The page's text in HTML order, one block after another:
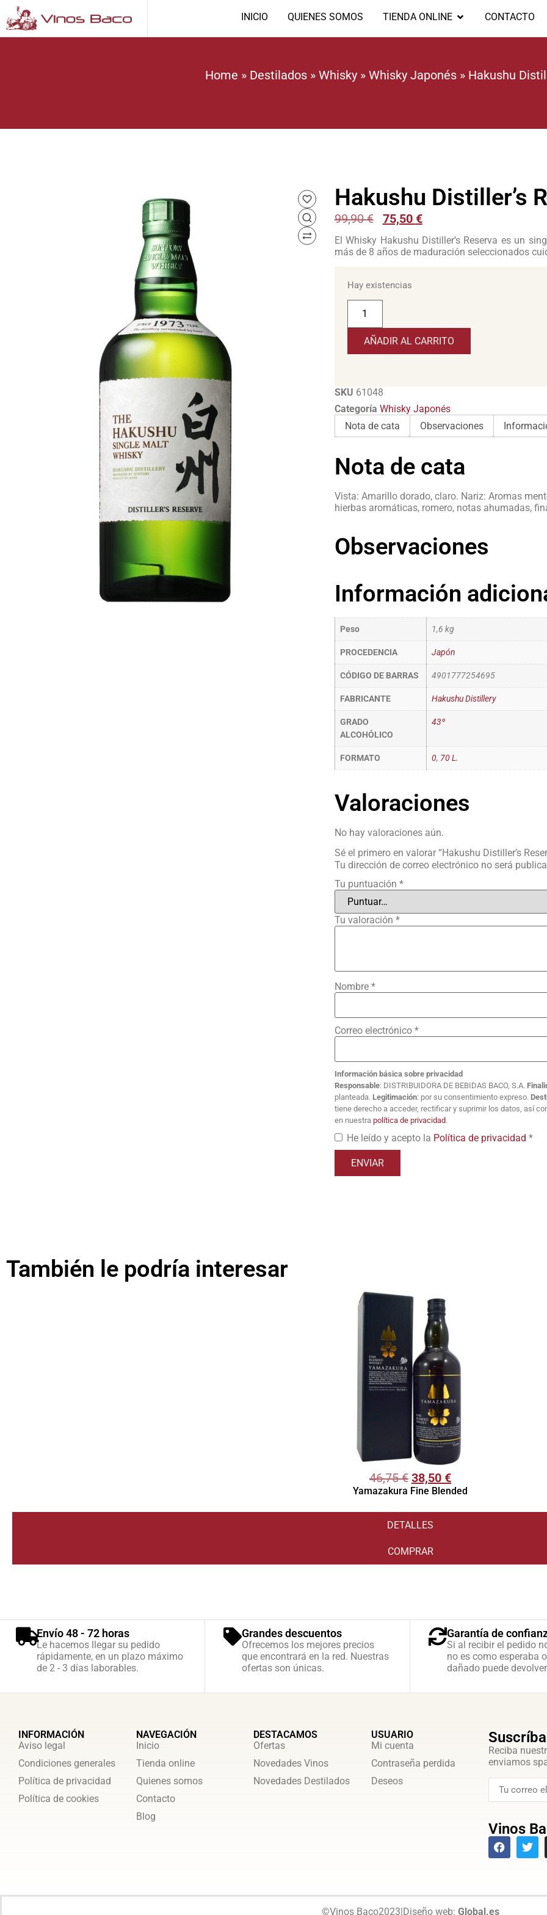
INICIO QUIENES SOMOS TIENDA ONLINE CONTACTO
Home » Destilados » Whisky » Whisky Japonés » Hakushu
Hakushu Distiller’s
99,90€ 75,50 €
El Whisky Hakushu Distiller’s Reserva es un
más de 8 años de maduración seleccionados
Hay existencias
AÑADIR AL CARRITO
SKU 61048
Categoría Whisky Japonés
Nota de cata
Observaciones
Nota de cata
Vista: Amarillo dorado, claro. Nariz: Aromas
hierbas aromáticas, romero, notas ahumadas,
Observaciones
Información
Peso 1,6 kg
PROCEDENCIA Japón
CÓDIGO DE BARRAS 4901777254695
FABRICANTE Hakushu Distillery
GRADO
ALCOHÓLICO
43º
FORMATO 0, 70 L.
Valoraciones
No hay valoraciones aún.
Sé el primero en valorar “Hakushu Distiller’s
Tu dirección de correo electrónico no será
Tu puntuación *
Tu valoración *
Nombre *
Correo electrónico *
Información básica sobre privacidad
Responsable: DISTRIBUIDORA DE BEBIDAS BACO, S.A.
planteada. Legitimación: por su consentimiento expreso.
tiene derecho a acceder, rectificar y suprimir los datos, así
en nuestra política de privacidad.
He leído y acepto la Política de privacidad *
También le podría interesar
46,75€ 38,50 €
Yamazakura Fine Blended
DETALLES
COMPRAR
Envío 48 - 72 horas
Le hacemos llegar su pedido
rápidamente, en un plazo máximo
de 2 - 3 días laborables.
Grandes descuentos
Ofrecemos los mejores precios
que encontrará en la red. Nuestras
ofertas son únicas.
Garantía de
Si al recibir el pedido
no es como esperaba
dañado puede
INFORMACIÓN
Aviso legal
Condiciones generales
Política de privacidad
Política de cookies
NAVEGACIÓN
Inicio
Tienda online
Quienes somos
Contacto
Blog
DESTACAMOS
Ofertas
Novedades Vinos
Novedades Destilados
USUARIO
Mi cuenta
Contraseña perdida
Deseos
Reciba
enviamos
Vinos
©Vinos Baco2023|Diseño web: Global.es